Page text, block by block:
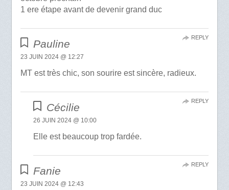
1 ere étape avant de devenir grand duc
Pauline
23 JUIN 2024 @ 12:27
MT est très chic, son sourire est sincère, radieux.
REPLY
Cécilie
26 JUIN 2024 @ 10:00
Elle est beaucoup trop fardée.
REPLY
Fanie
23 JUIN 2024 @ 12:43
REPLY